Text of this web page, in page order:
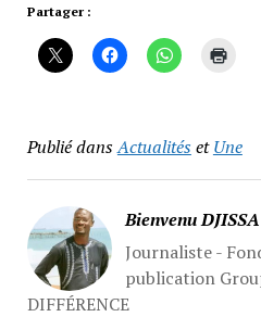
Partager :
Publié dansActualitésetUne
Bienvenu DJISSA
Journaliste -
publication
DIFFÉRENCE